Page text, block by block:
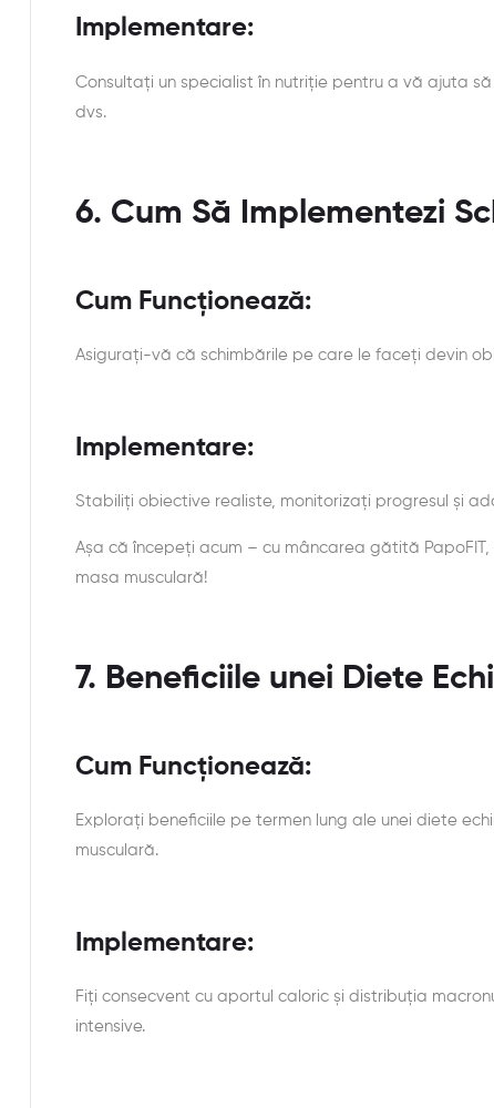
Implementare:
Consultați un specialist în nutriție pentru a vă ajuta
dvs.
6. Cum Să Implementezi
Cum Funcționează:
Asigurați-vă că schimbările pe care le faceți devin
Implementare:
Stabiliți obiective realiste, monitorizați progresul și
Așa că începeți acum – cu mâncarea gătită
masa musculară!
7. Beneficiile unei Diete
Cum Funcționează:
Explorați beneficiile pe termen lung ale unei diete
musculară.
Implementare:
Fiți consecvent cu aportul caloric și distribuția
intensive.